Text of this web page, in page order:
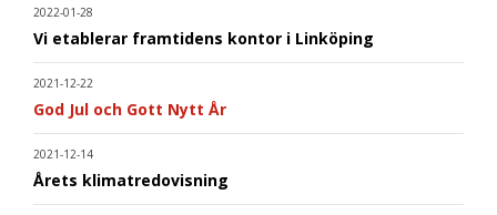
2022-01-28
Vi etablerar framtidens kontor i Linköping
2021-12-22
God Jul och Gott Nytt År
2021-12-14
Årets klimatredovisning